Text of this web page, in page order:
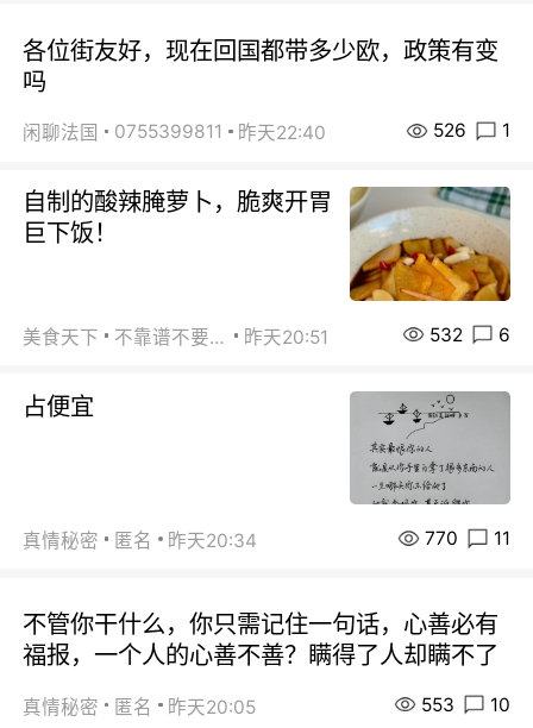
各位街友好，现在回国都带多少欧，政策有变
吗
闲聊法国 0755399811 昨天22:40 526 1
自制的酸辣腌萝卜，脆爽开胃
巨下饭！
美食天下 不靠谱不要联系 昨天20:51 532 6
占便宜
真情秘密 匿名 昨天20:34 770 11
不管你干什么，你只需记住一句话，心善必有
福报，一个人的心善不善？瞒得了人却瞒不了
真情秘密 匿名 昨天20:05 553 10